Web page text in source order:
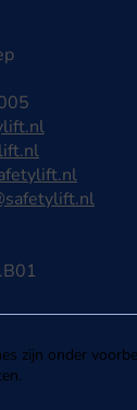
zijn onder